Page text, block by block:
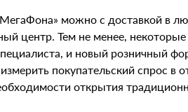
можно с доставкой в
центр. Тем не менее,
и новый розничный
покупательский спрос в
открытия